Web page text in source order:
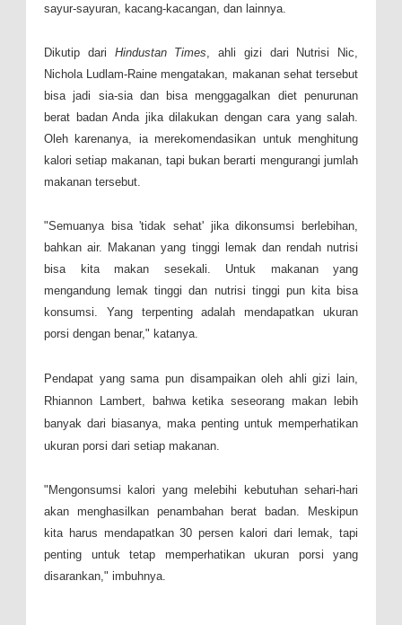
sayur-sayuran, kacang-kacangan, dan lainnya.
Dikutip dari Hindustan Times , ahli gizi dari Nutrisi Nic,
Nichola Ludlam-Raine mengatakan, makanan sehat tersebut
bisa jadi sia-sia dan bisa menggagalkan diet penurunan
berat badan Anda jika dilakukan dengan cara yang salah.
Oleh karenanya, ia merekomendasikan untuk menghitung
kalori setiap makanan, tapi bukan berarti mengurangi jumlah
makanan tersebut.
"Semuanya bisa 'tidak sehat' jika dikonsumsi berlebihan,
bahkan air. Makanan yang tinggi lemak dan rendah nutrisi
bisa kita makan sesekali. Untuk makanan yang
mengandung lemak tinggi dan nutrisi tinggi pun kita bisa
konsumsi. Yang terpenting adalah mendapatkan ukuran
porsi dengan benar," katanya.
Pendapat yang sama pun disampaikan oleh ahli gizi lain,
Rhiannon Lambert, bahwa ketika seseorang makan lebih
banyak dari biasanya, maka penting untuk memperhatikan
ukuran porsi dari setiap makanan.
"Mengonsumsi kalori yang melebihi kebutuhan sehari-hari
akan menghasilkan penambahan berat badan. Meskipun
kita harus mendapatkan 30 persen kalori dari lemak, tapi
penting untuk tetap memperhatikan ukuran porsi yang
disarankan," imbuhnya.